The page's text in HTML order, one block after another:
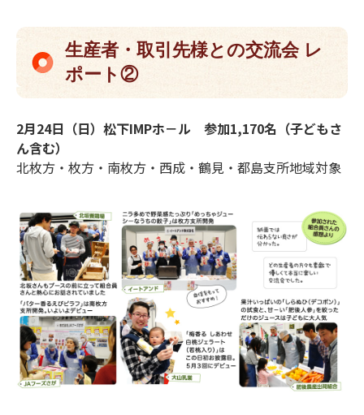
生産者・取引先様との交流会 レ
ポート②
2月24日（日）松下IMPホ－ル 参加1,170名（子どもさ
ん含む）
北枚方・枚方・南枚方・西成・鶴見・都島支所地域対象